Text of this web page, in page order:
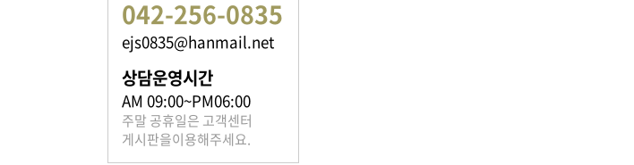
열린마당
은진송씨의 전달 사항을
042-256-0835
ejs0835@hanmail.net
상담운영시간
AM 09:00~PM06:00
주말 공휴일은 고객센터
게시판을이용해주세요.